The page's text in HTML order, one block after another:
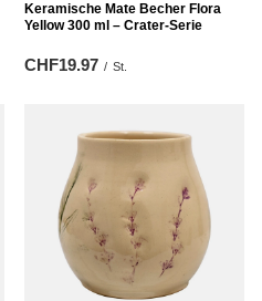
Keramische Mate Becher Flora
Yellow 300 ml – Crater-Serie
CHF19.97 / St.